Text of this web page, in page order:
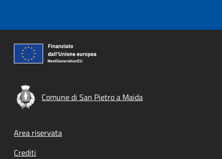
Comune di San Pietro a Maida
Footer menu
Area riservata
Crediti